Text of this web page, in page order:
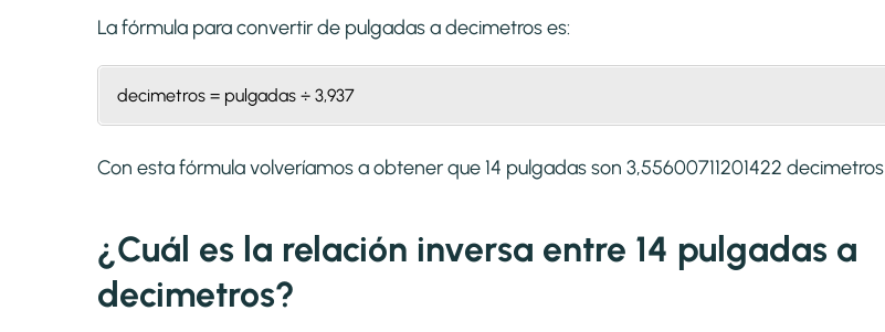
La fórmula para convertir de pulgadas a decimetroses:
decimetros = pulgadas ÷ 3,937
Con esta fórmula volveríamos a obtener que 14 pulgadas son 3,55600711201422 decimetros
¿Cuál es la relación inversa entre 14 pulgadas a
decimetros?